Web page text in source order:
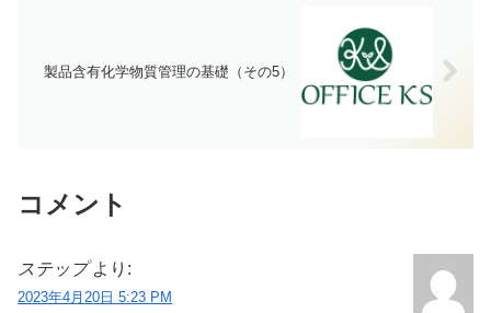
製品含有化学物質管理の基礎（その5）
コメント
ステップ より:
2023年4月20日 5:23 PM